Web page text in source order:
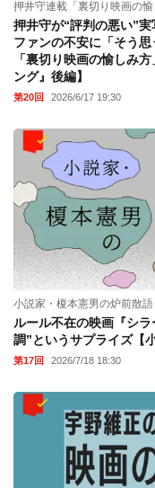
押井守連載「裏切り映画の愉
押井守が“評判の悪い”実
ファンの不安に「そう
「裏切り映画の愉しみ
ング』後編】
第20回 2026/6/17 19:30
小説家・榎本憲男の炉前散語
ルール不在の映画『シ
調”というサプライズ【
第17回 2026/7/18 18:30